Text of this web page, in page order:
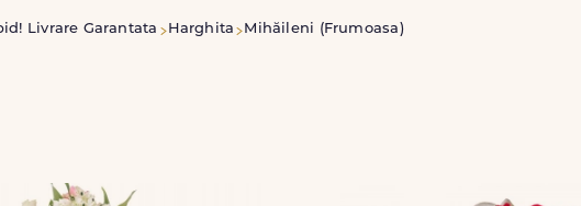
Livrare Garantata Harghita Mihăileni (Frumoasa)